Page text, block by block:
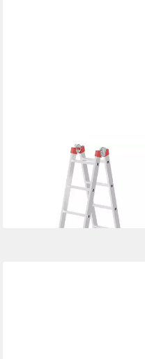
Vielzweckleiter M80
ab 521,44 €
in 6-7 Werktagen bei dir